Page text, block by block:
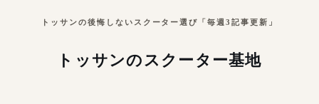
トッサンの後悔しないスクーター選び「毎週3記事更新」
トッサンのスクーター基地